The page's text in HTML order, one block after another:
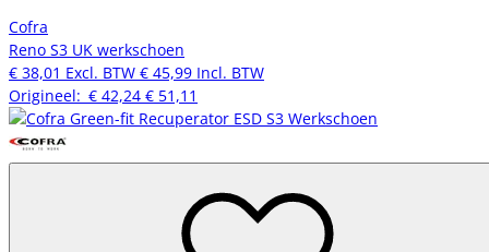
Cofra
Reno S3 UK werkschoen
€ 38,01 Excl. BTW € 45,99 Incl. BTW
Origineel: € 42,24 € 51,11